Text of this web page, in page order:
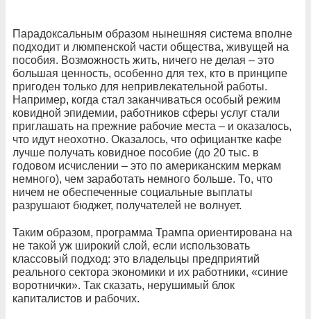
Парадоксальным образом нынешняя система вполне
подходит и люмпенской части общества, живущей на
пособия. Возможность жить, ничего не делая – это
большая ценность, особенно для тех, кто в принципе
пригоден только для непривлекательной работы.
Например, когда стал заканчиваться особый режим
ковидной эпидемии, работников сферы услуг стали
приглашать на прежние рабочие места – и оказалось,
что идут неохотно. Оказалось, что официантке кафе
лучше получать ковидное пособие (до 20 тыс. в
годовом исчислении – это по американским меркам
немного), чем заработать немного больше. То, что
ничем не обеспеченные социальные выплаты
разрушают бюджет, получателей не волнует.
Таким образом, программа Трампа ориентирована на
не такой уж широкий слой, если использовать
классовый подход: это владельцы предприятий
реального сектора экономики и их работники, «синие
воротнички». Так сказать, нерушимый блок
капиталистов и рабочих.